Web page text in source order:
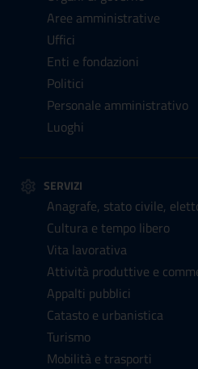
Aree amministrative
Uffici
Enti e fondazioni
Politici
Personale amministrativo
Luoghi
SERVIZI
Anagrafe, stato civile,
Cultura e tempo libero
Vita lavorativa
Attività produttive e
Appalti pubblici
Catasto e urbanistica
Turismo
Mobilità e trasporti